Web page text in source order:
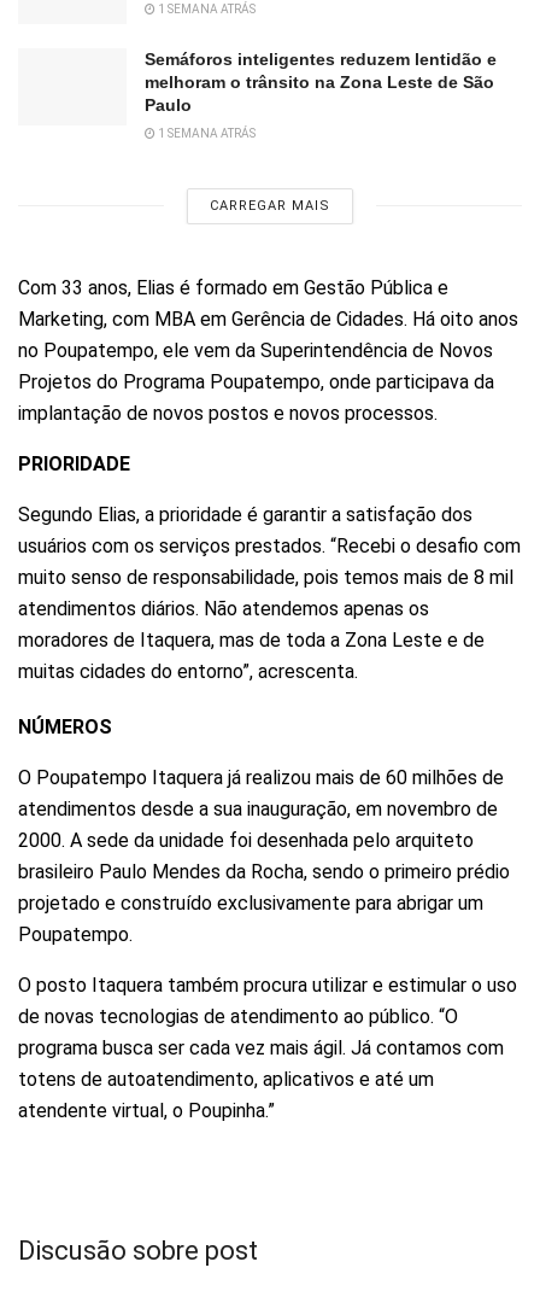
1 SEMANA ATRÁS
Semáforos inteligentes reduzem lentidão e
melhoram o trânsito na Zona Leste de São
Paulo
1 SEMANA ATRÁS
CARREGAR MAIS
Com 33 anos, Elias é formado em Gestão Pública e
Marketing, com MBA em Gerência de Cidades. Há oito anos
no Poupatempo, ele vem da Superintendência de Novos
Projetos do Programa Poupatempo, onde participava da
implantação de novos postos e novos processos.
PRIORIDADE
Segundo Elias, a prioridade é garantir a satisfação dos
usuários com os serviços prestados. “Recebi o desafio com
muito senso de responsabilidade, pois temos mais de 8 mil
atendimentos diários. Não atendemos apenas os
moradores de Itaquera, mas de toda a Zona Leste e de
muitas cidades do entorno”, acrescenta.
NÚMEROS
O Poupatempo Itaquera já realizou mais de 60 milhões de
atendimentos desde a sua inauguração, em novembro de
2000. A sede da unidade foi desenhada pelo arquiteto
brasileiro Paulo Mendes da Rocha, sendo o primeiro prédio
projetado e construído exclusivamente para abrigar um
Poupatempo.
O posto Itaquera também procura utilizar e estimular o uso
de novas tecnologias de atendimento ao público. “O
programa busca ser cada vez mais ágil. Já contamos com
totens de autoatendimento, aplicativos e até um
atendente virtual, o Poupinha.”
Discusão sobre post